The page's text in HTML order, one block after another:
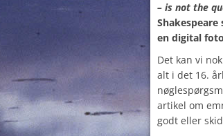
– is not the
en digital
Det kan vi
alt i det 16.
artikel om
godt eller